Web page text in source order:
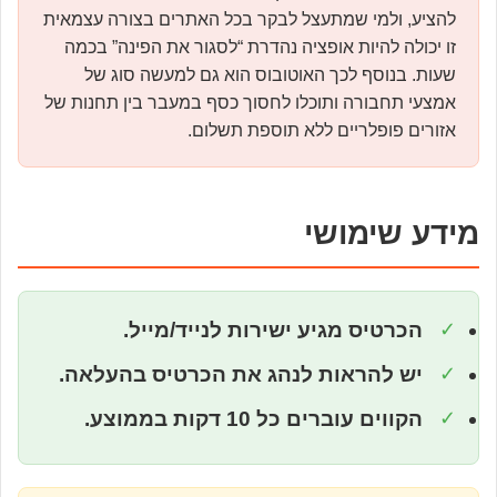
להציע, ולמי שמתעצל לבקר בכל האתרים בצורה עצמאית
זו יכולה להיות אופציה נהדרת “לסגור את הפינה” בכמה
שעות. בנוסף לכך האוטובוס הוא גם למעשה סוג של
אמצעי תחבורה ותוכלו לחסוך כסף במעבר בין תחנות של
אזורים פופלריים ללא תוספת תשלום.
מידע שימושי
✓ הכרטיס מגיע ישירות לנייד/מייל.
✓ יש להראות לנהג את הכרטיס בהעלאה.
✓ הקווים עוברים כל 10 דקות בממוצע.